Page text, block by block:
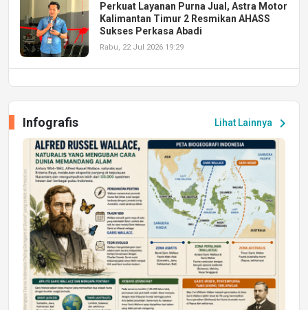
Perkuat Layanan Purna Jual, Astra Motor
Kalimantan Timur 2 Resmikan AHASS
Sukses Perkasa Abadi
Rabu, 22 Jul 2026 19:29
Peluang Kerja dan Magang
Jumat, 17 Jul 2026 22:30
DAERAH
Astra Motor Kalimantan Timur 2 Dukung
Mahasiswa Samarinda dalam Astra
Honda SDGs Future Leaders 2026
Jumat, 10 Jul 2026 19:01
Lihat Lainnya chevron_right
Infografis